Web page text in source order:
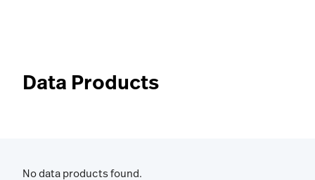
Data Products
No data products found.